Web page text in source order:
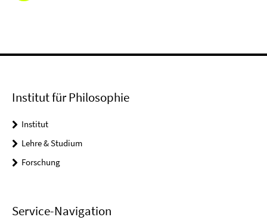
Institut für Philosophie
Institut
Lehre & Studium
Forschung
Service-Navigation